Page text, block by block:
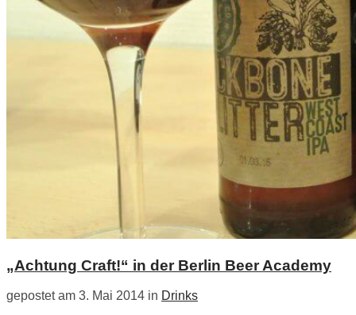
„Achtung Craft!“ in der Berlin Beer Academy
gepostet am 3. Mai 2014 in Drinks